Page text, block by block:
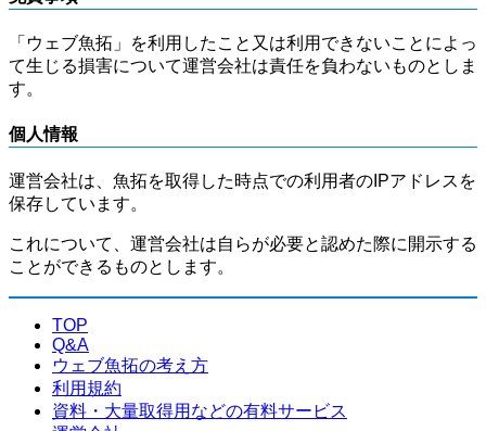
「ウェブ魚拓」を利用したこと又は利用できないことによっ
て生じる損害について運営会社は責任を負わないものとしま
す。
個人情報
運営会社は、魚拓を取得した時点での利用者のIPアドレスを
保存しています。
これについて、運営会社は自らが必要と認めた際に開示する
ことができるものとします。
TOP
Q&A
ウェブ魚拓の考え方
利用規約
資料・大量取得用などの有料サービス